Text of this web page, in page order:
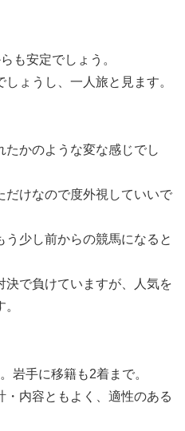
も安定でしょう。
ょうし、一人旅と見ます。
かのような変な感じでし
だけなので度外視していいで
少し前からの競馬になると
決で負けていますが、人気を
岩手に移籍も2着まで。
内容ともよく、適性のある